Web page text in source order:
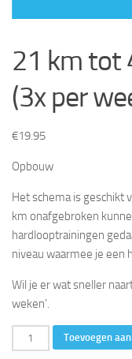
21 km tot
(3x per
€19.95
Opbouw
Het schema is geschikt
km onafgebroken
hardlooptrainingen
niveau waarmee je een
Wil je er wat sneller
weken’.
km
Toevoegen